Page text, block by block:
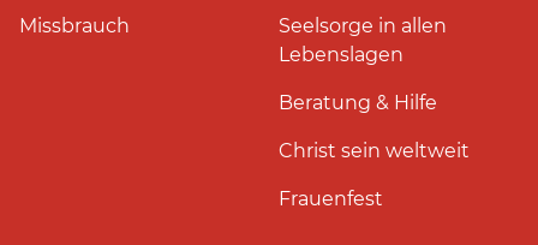
Missbrauch
Seelsorge in allen
Lebenslagen
Beratung & Hilfe
Christ sein weltweit
Frauenfest